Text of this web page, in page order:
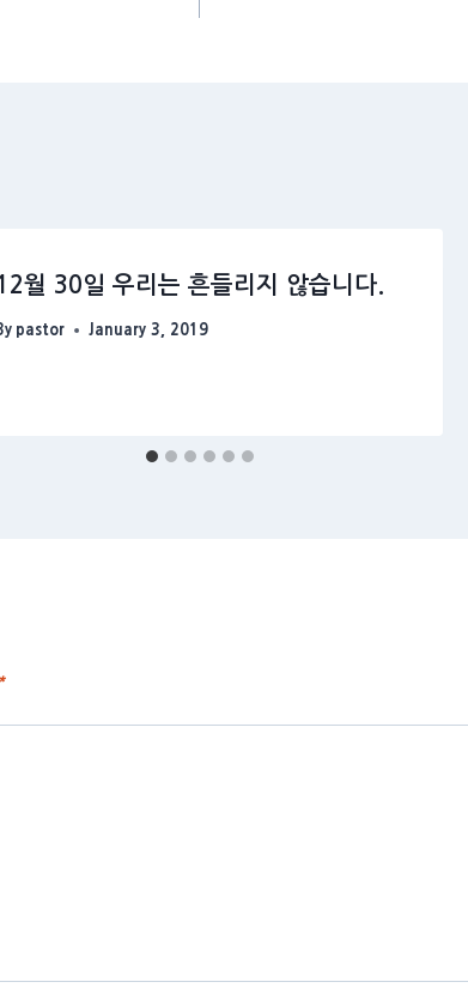
월 30일 우리는 흔들리지 않습니다.
pastor January 3, 2019
*